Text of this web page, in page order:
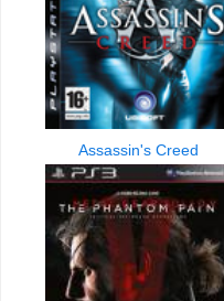
Assassin's Creed